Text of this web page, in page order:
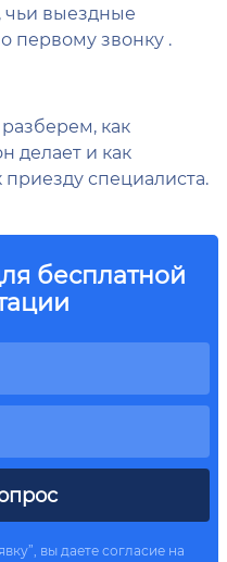
чьи выездные
первому звонку .
как
делает и как
специалиста.
бесплатной
вы даете согласие на